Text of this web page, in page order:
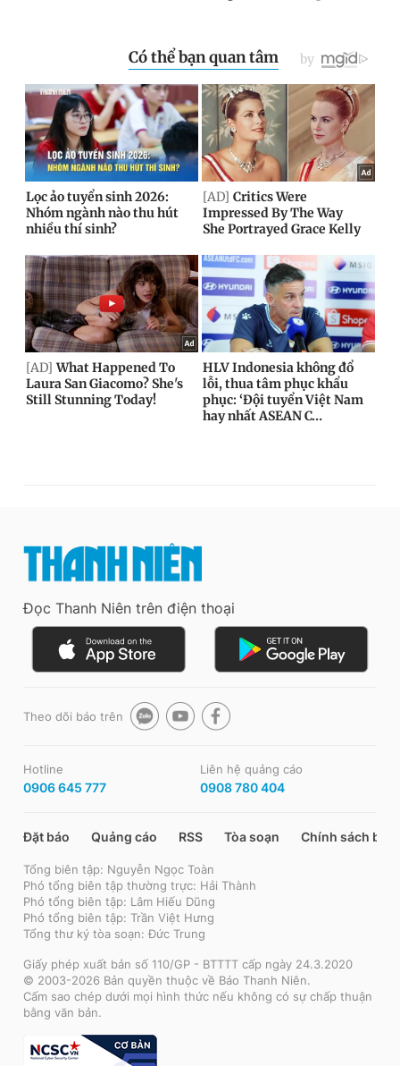
Đọc Thanh Niên trên điện thoại
Theo dõi báo trên
Hotline
0906 645 777
Liên hệ quảng cáo
0908 780 404
Đặt báo Quảng cáo RSS Tòa soạn Chính sách bảo
Tổng biên tập: Nguyễn Ngọc Toàn
Phó tổng biên tập thường trực: Hải Thành
Phó tổng biên tập: Lâm Hiếu Dũng
Phó tổng biên tập: Trần Việt Hưng
Tổng thư ký tòa soạn: Đức Trung
Giấy phép xuất bản số 110/GP - BTTTT cấp ngày 24.3.2020
© 2003-2026 Bản quyền thuộc về Báo Thanh Niên.
Cấm sao chép dưới mọi hình thức nếu không có sự chấp thuận
bằng văn bản.